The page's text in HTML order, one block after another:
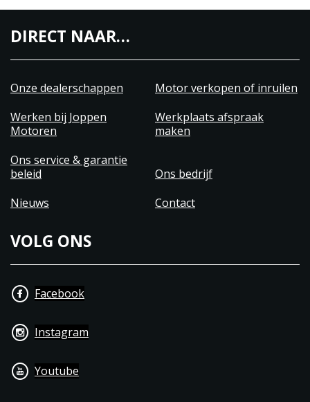
DIRECT NAAR…
Onze dealerschappen
Motor verkopen of inruilen
Werken bij Joppen
Motoren
Werkplaats afspraak
maken
Ons service & garantie
beleid
Ons bedrijf
Nieuws
Contact
VOLG ONS
Facebook
Instagram
Youtube